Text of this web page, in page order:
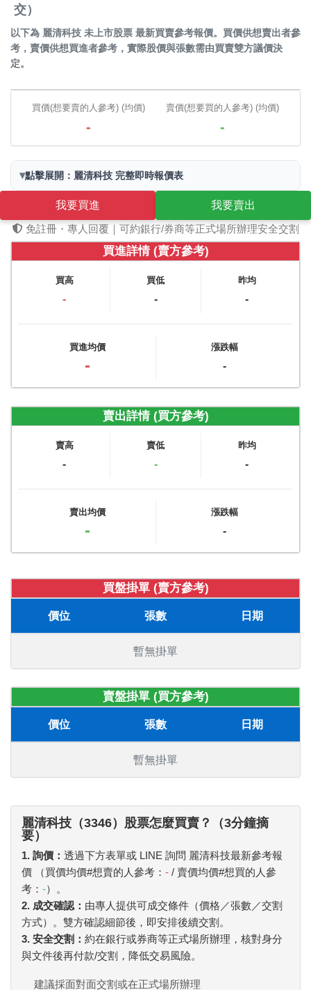
交）
以下為 麗清科技 未上市股票 最新買賣參考報價。買價供想賣出者參
考，賣價供想買進者參考，實際股價與張數需由買賣雙方議價決
定。
買價(想要賣的人參考) (均價)
-
賣價(想要買的人參考) (均價)
-
▾點擊展開：麗清科技 完整即時報價表
我要買進
我要賣出
免註冊・專人回覆｜可約銀行/券商等正式場所辦理安全交割
買進詳情 (賣方參考)
買高
-
買低
-
昨均
-
買進均價
-
漲跌幅
-
賣出詳情 (買方參考)
賣高
-
賣低
-
昨均
-
賣出均價
-
漲跌幅
-
買盤掛單 (賣方參考)
價位 張數 日期
暫無掛單
賣盤掛單 (買方參考)
價位 張數 日期
暫無掛單
麗清科技（3346）股票怎麼買賣？（3分鐘摘
要）
1. 詢價： 透過下方表單或 LINE 詢問 麗清科技最新參考報
價 （買價均價#想賣的人參考： - / 賣價均價#想買的人參
考： -）。
2. 成交確認： 由專人提供可成交條件（價格／張數／交割
方式）。雙方確認細節後，即安排後續交割。
3. 安全交割： 約在銀行或券商等正式場所辦理，核對身分
與文件後再付款/交割，降低交易風險。
建議採面對面交割或在正式場所辦理